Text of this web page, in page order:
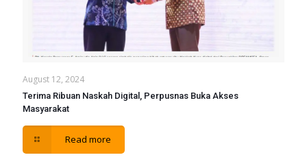
August 12, 2024
Terima Ribuan Naskah Digital, Perpusnas Buka Akses
Masyarakat
Read more